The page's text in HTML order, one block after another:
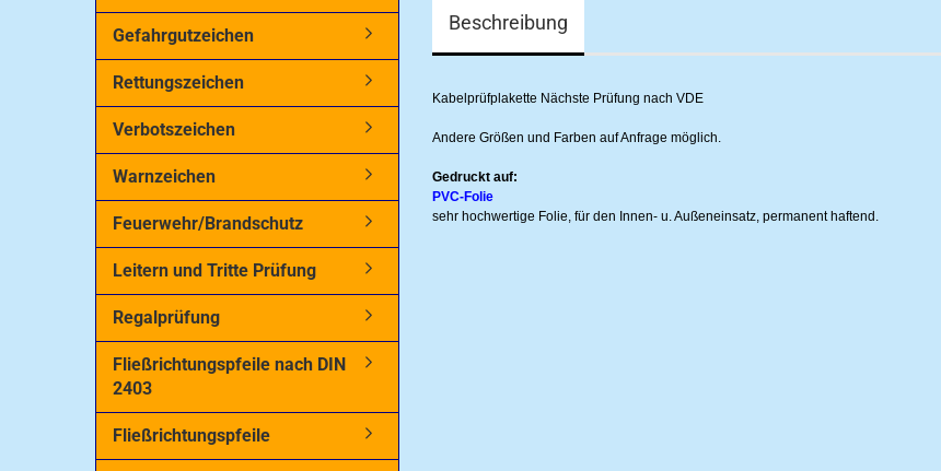
Beschreibung
Kabelprüfplakette Nächste Prüfung nach VDE
Andere Größen und Farben auf Anfrage möglich.
Gedruckt auf:
PVC-Folie
sehr hochwertige Folie, für den Innen- u. Außeneinsatz, permanent haftend.
Gefahrgutzeichen
Rettungszeichen
Verbotszeichen
Warnzeichen
Feuerwehr/Brandschutz
Leitern und Tritte Prüfung
Regalprüfung
Fließrichtungspfeile nach DIN
2403
Fließrichtungspfeile